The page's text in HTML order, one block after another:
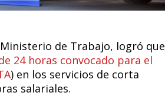
de Trabajo, logró que
24 horas convocado para el
) en los servicios de corta
salariales.